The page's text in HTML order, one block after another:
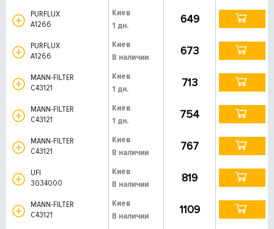
PURFLUX
A1266
Киев
1 дн.
649
PURFLUX
A1266
Киев
В наличии
673
MANN-FILTER
C43121
Киев
1 дн.
713
MANN-FILTER
C43121
Киев
1 дн.
754
MANN-FILTER
C43121
Киев
В наличии
767
UFI
3034000
Киев
В наличии
819
MANN-FILTER
C43121
Киев
В наличии
1109